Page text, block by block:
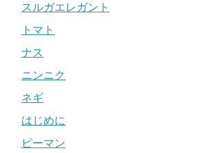
スルガエレガント
トマト
ナス
ニンニク
ネギ
はじめに
ピーマン